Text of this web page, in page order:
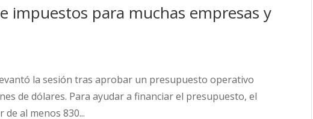
impuestos para muchas empresas y
la sesión tras aprobar un presupuesto operativo
de dólares. Para ayudar a financiar el presupuesto, el
al menos 830...